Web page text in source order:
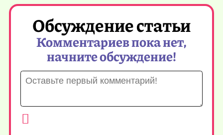
Обсуждение статьи
Комментариев пока нет,
начните обсуждение!